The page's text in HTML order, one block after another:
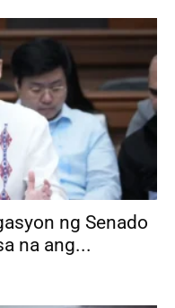
ng Senado
na ang...